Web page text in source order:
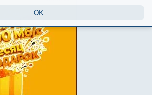
OK